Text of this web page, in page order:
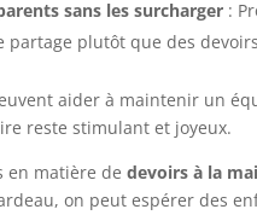
sans les surcharger :
partage plutôt que des
aider à maintenir un
reste stimulant et joyeux.
en matière dedevoirs à la
on peut espérer des